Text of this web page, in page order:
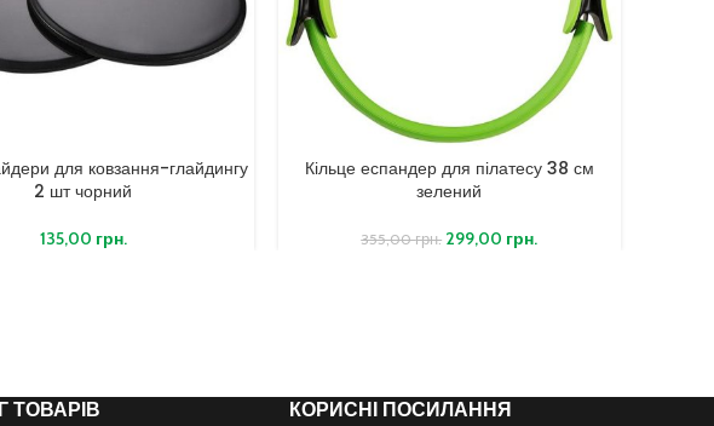
для ковзання-глайдингу
2 шт чорний
135,00 грн.
Кільце еспандер для пілатесу 38 см
зелений
355,00грн. 299,00 грн.
ТОВАРІВ КОРИСНІ ПОСИЛАННЯ